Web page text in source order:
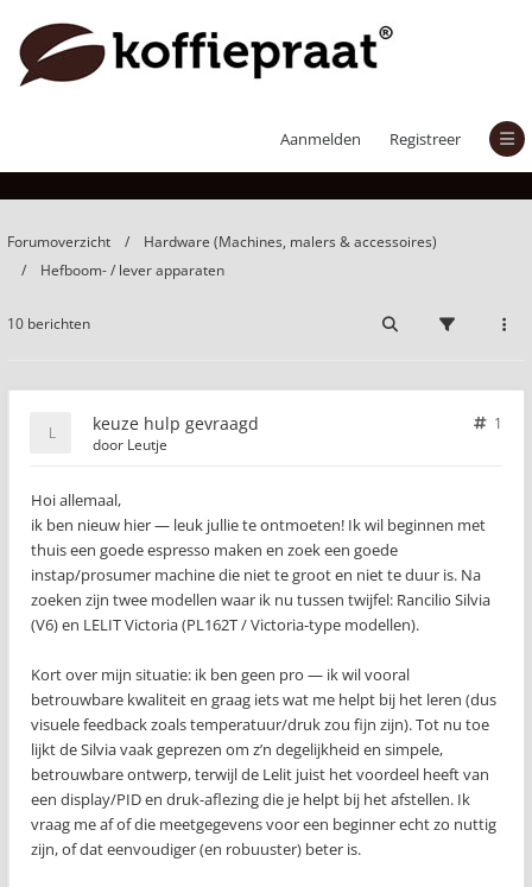
Aanmelden Registreer
Forumoverzicht
Hardware (Machines, malers & accessoires)
Hefboom- / lever apparaten
10 berichten
keuze hulp gevraagd
1
door Leutje
Hoi allemaal,
ik ben nieuw hier — leuk jullie te ontmoeten! Ik wil beginnen met
thuis een goede espresso maken en zoek een goede
instap/prosumer machine die niet te groot en niet te duur is. Na
zoeken zijn twee modellen waar ik nu tussen twijfel: Rancilio Silvia
(V6) en LELIT Victoria (PL162T / Victoria-type modellen).
Kort over mijn situatie: ik ben geen pro — ik wil vooral
betrouwbare kwaliteit en graag iets wat me helpt bij het leren (dus
visuele feedback zoals temperatuur/druk zou fijn zijn). Tot nu toe
lijkt de Silvia vaak geprezen om z’n degelijkheid en simpele,
betrouwbare ontwerp, terwijl de Lelit juist het voordeel heeft van
een display/PID en druk-aflezing die je helpt bij het afstellen. Ik
vraag me af of die meetgegevens voor een beginner echt zo nuttig
zijn, of dat eenvoudiger (en robuuster) beter is.